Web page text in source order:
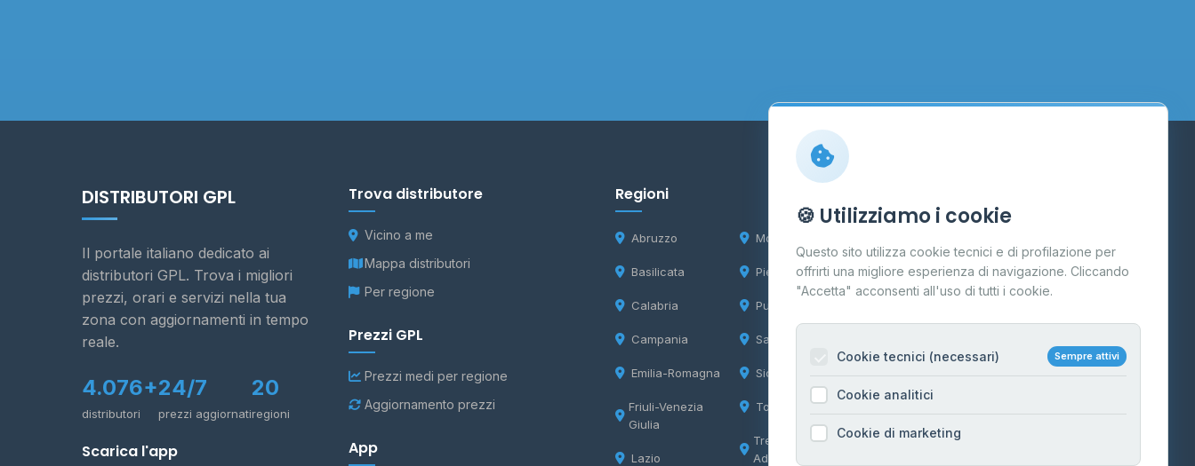
DISTRIBUTORI GPL
Il portale italiano dedicato ai
distributori GPL. Trova i migliori
prezzi, orari e servizi nella tua
zona con aggiornamenti in tempo
reale.
4.076+
distributori
24/7
prezzi aggiornati
20
regioni
Scarica l'app
Trova distributore
Vicino a me
Mappa distributori
Per regione
Prezzi GPL
Prezzi medi per regione
Aggiornamento prezzi
App
Regioni
Abruzzo
Basilicata
Calabria
Campania
Emilia-Romagna
Friuli-Venezia
Giulia
Lazio
Molise
Piemonte
Puglia
Sardegna
Sicilia
Toscana
Trentino-Alto
Adige
Contatti
Per gestori
Informazioni legali
Privacy Policy
Cookie Policy
🍪 Utilizziamo i cookie
Questo sito utilizza cookie tecnici e di profilazione per
offrirti una migliore esperienza di navigazione. Cliccando
"Accetta" acconsenti all'uso di tutti i cookie.
Cookie tecnici (necessari) Sempre attivi
Cookie analitici
Cookie di marketing